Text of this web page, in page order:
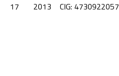
17
2013 CIG: 4730922057